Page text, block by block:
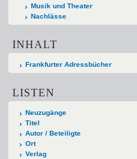
Musik und Theater
Nachlässe
INHALT
Frankfurter Adressbücher
LISTEN
Neuzugänge
Titel
Autor / Beteiligte
Ort
Verlag